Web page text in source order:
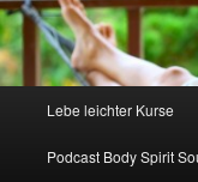
Lebe leichter Kurse
Podcast Body Spirit